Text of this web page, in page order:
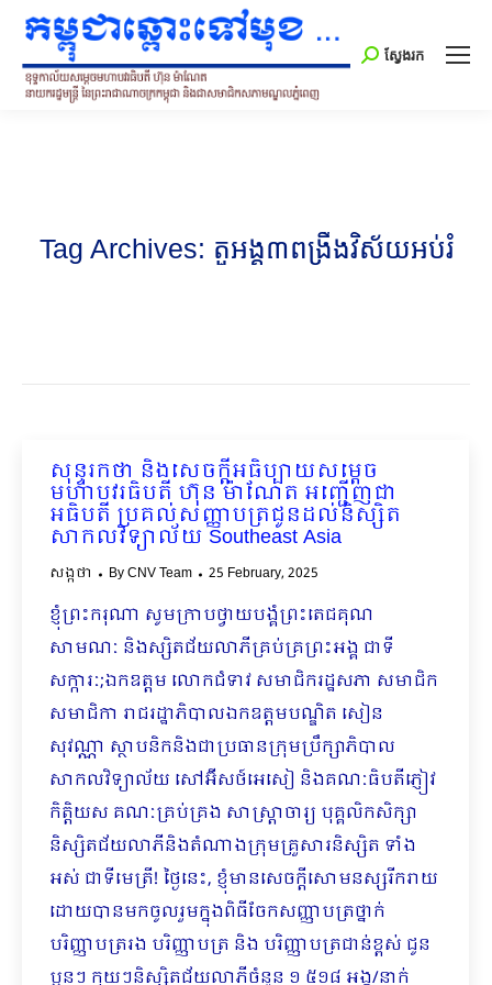
Search:
ស្វែងរក
Tag Archives: តួអង្គ៣ពង្រឹងវិស័យអប់រំ
សុន្ទរកថា និងសេចក្ដីអធិប្បាយសម្ដេច
មហាបវរធិបតី ហ៊ុន ម៉ាណែត អញ្ជើញជា
អធិបតី ប្រគល់សញ្ញាបត្រជូនដល់និស្សិត
សាកលវិទ្យាល័យ Southeast Asia
សង្កថា ByCNV Team 25 February, 2025
ខ្ញុំព្រះករុណា សូមក្រាបថ្វាយបង្គំព្រះតេជគុណ
សាមណៈ ​​និងស្សិតជ័យលាភីគ្រប់គ្រព្រះអង្គ ជាទី
សក្ការៈ;ឯកឧត្តម លោកជំទាវ សមាជិករដ្ឋសភា សមាជិក
សមាជិកា រាជរដ្ឋាភិបាលឯកឧត្តមបណ្ឌិត សៀន
សុវណ្ណា ស្ថាបនិកនិងជាប្រធានក្រុមប្រឹក្សាភិបាល
សាកលវិទ្យាល័យ ​សៅអ៊ីសថ៍អេសៀ និងគណៈធិបតីភ្ញៀវ
កិត្តិយស គណៈគ្រប់គ្រង សាស្ត្រាចារ្យ​​ បុគ្គលិកសិក្សា
និស្សិតជ័យលាភីនិងតំណាងក្រុមគ្រួសារនិស្សិត ទាំង
អស់ ជាទីមេត្រី! ថ្ងៃនេះ, ខ្ញុំមានសេចក្តីសោមនស្សរីករាយ
ដោយបានមកចូលរួមក្នុងពិធីចែកសញ្ញាបត្រថ្នាក់
បរិញ្ញាបត្ររង បរិញ្ញាបត្រ និង បរិញ្ញាបត្រជាន់ខ្ពស់ ជូន
ប្អូនៗ ក្មួយៗនិស្សិតជ័យលាភីចំនួន ១ ៥១៨ អង្គ/នាក់